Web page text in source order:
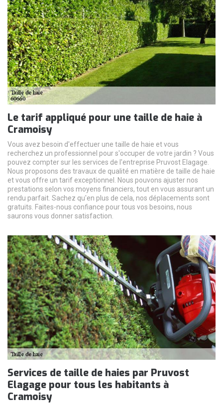
Le tarif appliqué pour une taille de haie à
Cramoisy
Vous avez besoin d'effectuer une taille de haie et vous
recherchez un professionnel pour s'occuper de votre jardin ? Vous
pouvez compter sur les services de l'entreprise Pruvost Elagage.
Nous proposons des travaux de qualité en matière de taille de haie
et vous offre un tarif exceptionnel. Nous pouvons ajuster nos
prestations selon vos moyens financiers, tout en vous assurant un
rendu parfait. Sachez qu'en plus de cela, nos déplacements sont
gratuits. Faites-nous confiance pour tous vos besoins, nous
saurons vous donner satisfaction.
Services de taille de haies par Pruvost
Elagage pour tous les habitants à
Cramoisy